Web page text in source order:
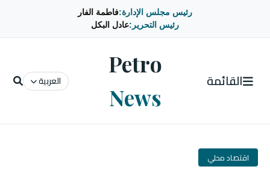
رئيس مجلس الإدارة:فاطمة الفار
رئيس التحرير:عادل البكل
القائمة
Petro
News
العربية
اقتصاد محلي